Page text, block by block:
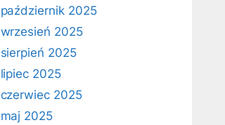
październik 2025
wrzesień 2025
sierpień 2025
lipiec 2025
czerwiec 2025
maj 2025